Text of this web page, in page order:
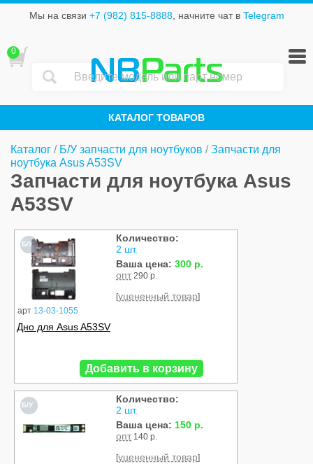
Мы на связи +7 (982) 815-8888, начните чат в Telegram
NBParts
КАТАЛОГ ТОВАРОВ
0
Каталог / Б/У запчасти для ноутбуков /Запчасти для
ноутбука Asus A53SV
Запчасти для ноутбука Asus
A53SV
Б/У
арт 13-03-1055
Количество:
2 шт.
Ваша цена: 300 р.
опт 290 р.
[уцененный товар]
Дно для Asus A53SV
Добавить в корзину
Б/У
Количество:
2 шт.
Ваша цена: 150 р.
опт 140 р.
[уцененный товар]